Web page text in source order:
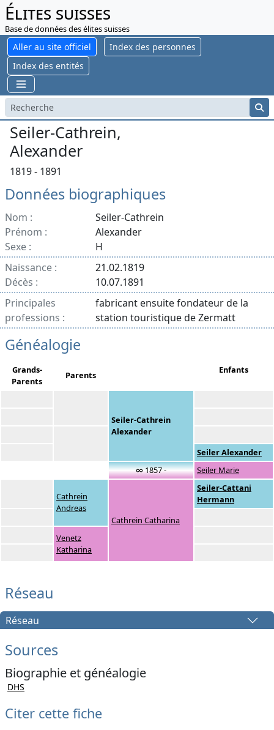
Élites suisses
Base de données des élites suisses
Aller au site officiel
Index des personnes
Index des entités
Seiler-Cathrein,
Alexander
1819 - 1891
Données biographiques
Nom :
Seiler-Cathrein
Prénom :
Alexander
Sexe :
H
Naissance :
21.02.1819
Décès :
10.07.1891
Principales
professions :
fabricant ensuite fondateur de la
station touristique de Zermatt
Généalogie
Grands-
Parents
Parents Enfants
Seiler-Cathrein
Alexander
Seiler Alexander
∞ 1857 -
Seiler Marie
Cathrein
Andreas
Cathrein Catharina
Seiler-Cattani
Hermann
Venetz
Katharina
Réseau
Réseau
Sources
Biographie et généalogie
DHS
Citer cette fiche